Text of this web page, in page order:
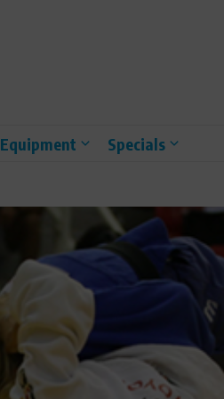
Equipment Specials